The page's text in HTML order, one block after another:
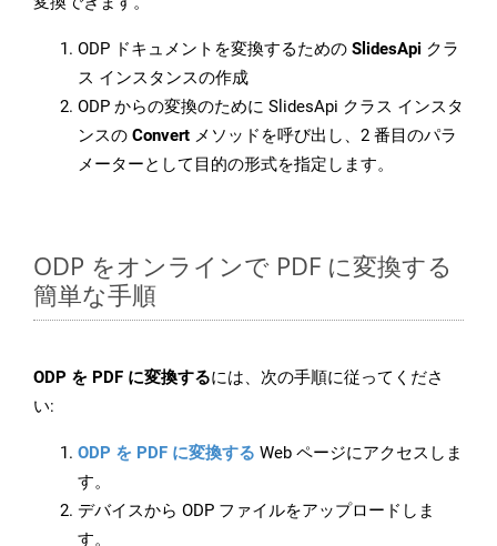
ODP ドキュメントを変換するための SlidesApi クラ
ス インスタンスの作成
ODP からの変換のために SlidesApi クラス インスタ
ンスの Convert メソッドを呼び出し、2 番目のパラ
メーターとして目的の形式を指定します。
ODP をオンラインで PDF に変換する
簡単な手順
ODP を PDF に変換するには、次の手順に従ってくださ
い:
ODP を PDF に変換する Web ページにアクセスしま
す。
デバイスから ODP ファイルをアップロードしま
す。